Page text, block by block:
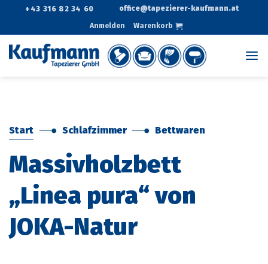
springen
+43 316 82 34 60 office@tapezierer-kaufmann.at
Anmelden Warenkorb
Start Schlafzimmer Bettwaren
Massivholzbett
„Linea pura“ von
JOKA-Natur